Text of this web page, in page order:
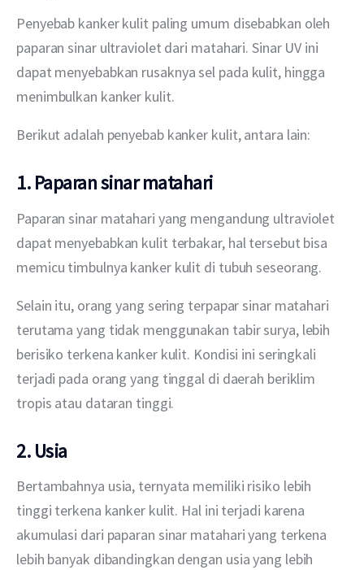
Penyebab kanker kulit paling umum disebabkan oleh
paparan sinar ultraviolet dari matahari. Sinar UV ini
dapat menyebabkan rusaknya sel pada kulit, hingga
menimbulkan kanker kulit.
Berikut adalah penyebab kanker kulit, antara lain:
1. Paparan sinar matahari
Paparan sinar matahari yang mengandung ultraviolet
dapat menyebabkan kulit terbakar, hal tersebut bisa
memicu timbulnya kanker kulit di tubuh seseorang.
Selain itu, orang yang sering terpapar sinar matahari
terutama yang tidak menggunakan tabir surya, lebih
berisiko terkena kanker kulit. Kondisi ini seringkali
terjadi pada orang yang tinggal di daerah beriklim
tropis atau dataran tinggi.
2. Usia
Bertambahnya usia, ternyata memiliki risiko lebih
tinggi terkena kanker kulit. Hal ini terjadi karena
akumulasi dari paparan sinar matahari yang terkena
lebih banyak dibandingkan dengan usia yang lebih